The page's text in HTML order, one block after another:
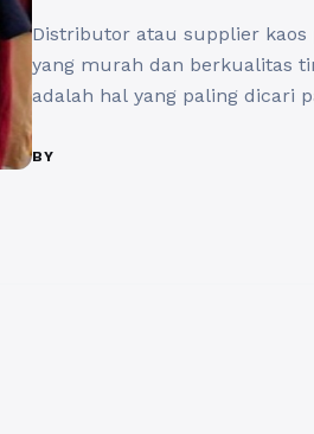
Distributor atau supplier kaos
yang murah dan berkualitas
adalah hal yang paling dicari
yang masih memiliki prospek
BY